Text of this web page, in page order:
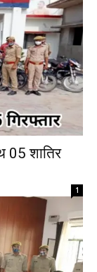
05 शातिर
1